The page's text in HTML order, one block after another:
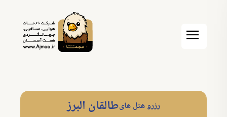
طالقان البرزرزرو هتل های